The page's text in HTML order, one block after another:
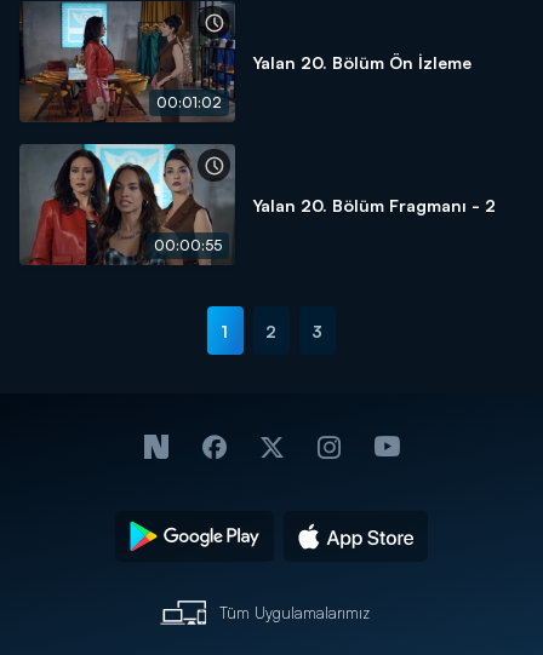
00:01:02
Yalan 20. Bölüm Ön İzleme
00:00:55
Yalan 20. Bölüm Fragmanı - 2
1 2 3
Tüm Uygulamalarımız